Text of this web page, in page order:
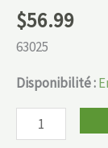
$56.99
63025
Disponibilité :